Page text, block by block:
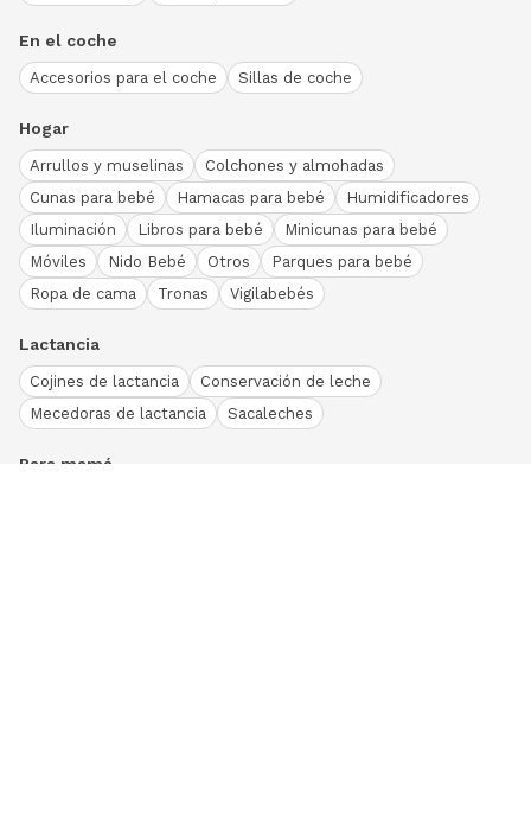
En el coche
Accesorios para el coche Sillas de coche
Hogar
Arrullos y muselinas
Colchones y almohadas
Cunas para bebé
Hamacas para bebé
Humidificadores
Iluminación
Libros para bebé
Minicunas para bebé
Móviles
Nido Bebé Otros
Parques para bebé
Ropa de cama
Tronas Vigilabebés
Lactancia
Cojines de lactancia
Conservación de leche
Mecedoras de lactancia
Sacaleches
Para mamá